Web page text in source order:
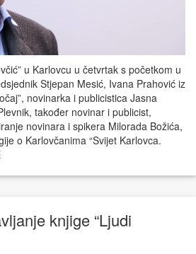
u Karlovcu u četvrtak s početkom u
Stjepan Mesić, Ivana Prahović iz
novinarka i publicistica Jasna
također novinar i publicist,
novinara i spikera Milorada Božića,
o Karlovčanima “Svijet Karlovca.
knjige “Ljudi